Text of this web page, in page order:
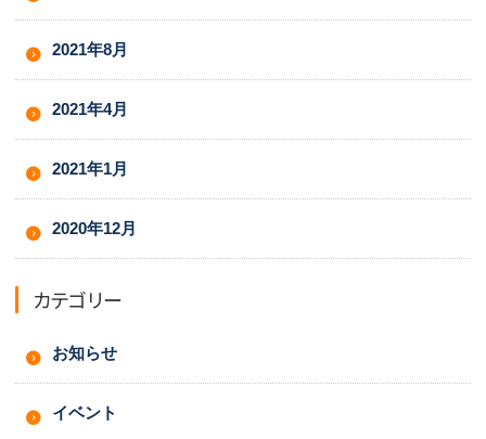
2021年8月
2021年4月
2021年1月
2020年12月
カテゴリー
お知らせ
イベント